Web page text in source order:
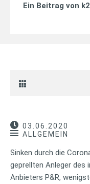
Ein Beitrag von
03.06.2020
ALLGEMEIN
Sinken durch die
geprellten Anleger des
Anbieters P&R,